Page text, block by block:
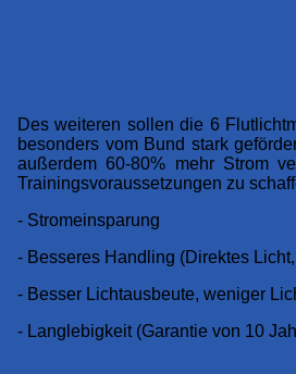
Des weiteren sollen die 6
besonders vom Bund stark
außerdem 60-80% mehr Strom
Trainingsvoraussetzungen zu
- Stromeinsparung
- Besseres Handling (Direktes
- Besser Lichtausbeute, weniger
- Langlebigkeit (Garantie von 10